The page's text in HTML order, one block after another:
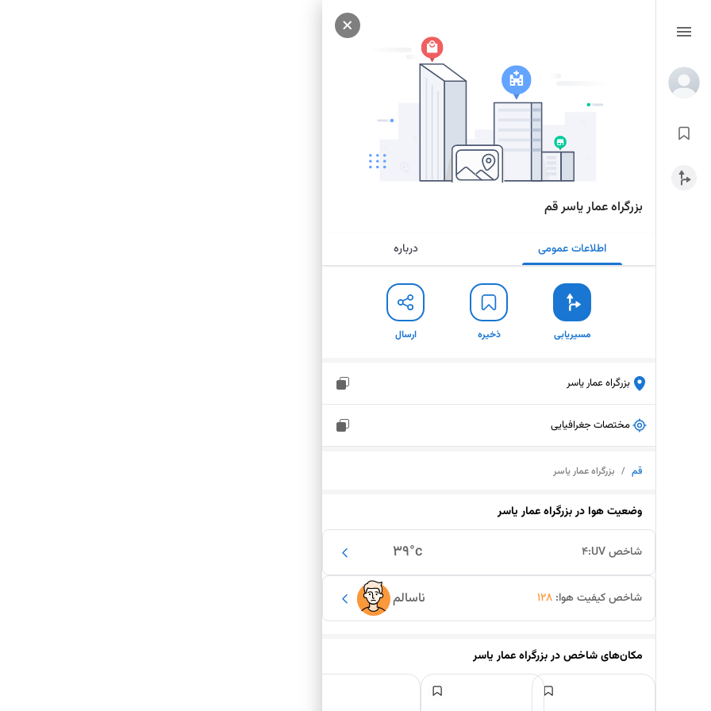
بزرگراه عمار یاسر قم
اطلاعات عمومی درباره
مسیریابی ذخیره ارسال
بزرگراه عمار یاسر
مختصات جغرافیایی
قم / بزرگراه عمار یاسر
وضعیت هوا دربزرگراه عمار یاسر
39°c شاخص UV: 4
ناسالم شاخص کیفیت هوا: 128
مکان‌های شاخص دربزرگراه عمار یاسر